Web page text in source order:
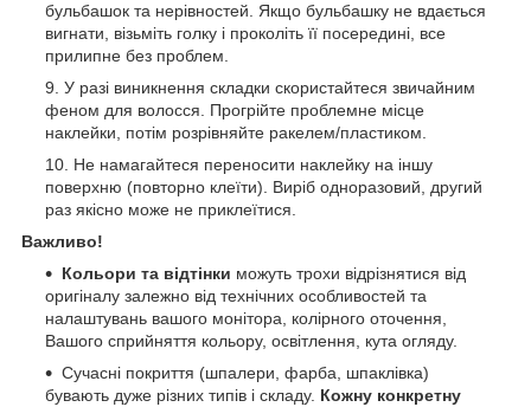
бульбашок та нерівностей. Якщо бульбашку не вдається
вигнати, візьміть голку і проколіть її посередині, все
прилипне без проблем.
У разі виникнення складки скористайтеся звичайним
феном для волосся. Прогрійте проблемне місце
наклейки, потім розрівняйте ракелем/пластиком.
Не намагайтеся переносити наклейку на іншу
поверхню (повторно клеїти). Виріб одноразовий, другий
раз якісно може не приклеїтися.
Важливо!
Кольори та відтінки можуть трохи відрізнятися від
оригіналу залежно від технічних особливостей та
налаштувань вашого монітора, колірного оточення,
Вашого сприйняття кольору, освітлення, кута огляду.
Сучасні покриття (шпалери, фарба, шпаклівка)
бувають дуже різних типів і складу. Кожну конкретну